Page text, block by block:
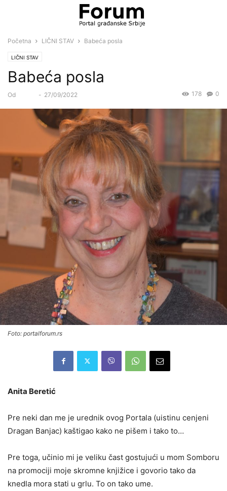
Početna LIČNI STAV Babeća posla
LIČNI STAV
Babeća posla
Od - 27/09/2022 0
178
Foto: portalforum.rs
Anita Beretić
Pre neki dan me je urednik ovog Portala (uistinu cenjeni
Dragan Banjac) kaštigao kako ne pišem i tako to…
Pre toga, učinio mi je veliku čast gostujući u mom Somboru
na promociji moje skromne knjižice i govorio tako da
knedla mora stati u grlu. To on tako ume.